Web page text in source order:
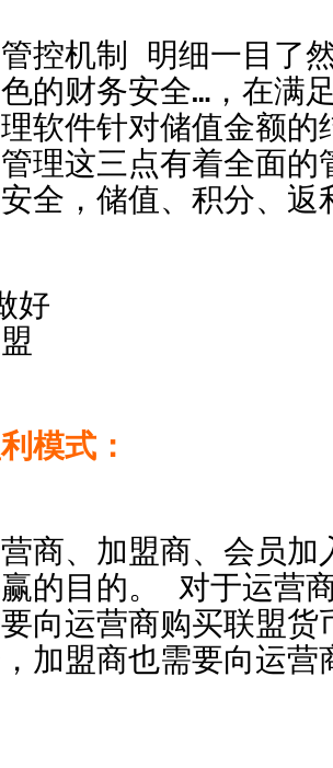
控机制 明细一目了
的财务安全…，在满
软件针对储值金额
理这三点有着全面
全，储值、积分、返
模式：
商、加盟商、会员
的目的。 对于运营
向运营商购买联盟
加盟商也需要向运